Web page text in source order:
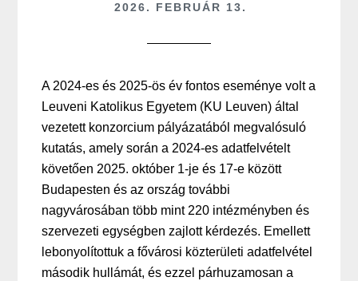
2026. FEBRUÁR 13.
A 2024-es és 2025-ös év fontos eseménye volt a
Leuveni Katolikus Egyetem (KU Leuven) által
vezetett konzorcium pályázatából megvalósuló
kutatás, amely során a 2024-es adatfelvételt
követően 2025. október 1-je és 17-e között
Budapesten és az ország további
nagyvárosában több mint 220 intézményben és
szervezeti egységben zajlott kérdezés. Emellett
lebonyolítottuk a fővárosi közterületi adatfelvétel
második hullámát, és ezzel párhuzamosan a